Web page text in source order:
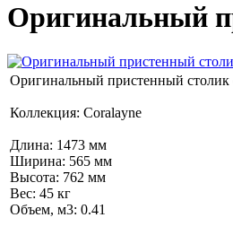
Оригинальный
Оригинальный пристенный
Коллекция: Coralayne
Длина: 1473 мм
Ширина: 565 мм
Высота: 762 мм
Вес: 45 кг
Объем, м3: 0.41